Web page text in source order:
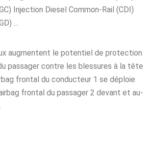
Injection Diesel Common-Rail (CDI)
...
augmentent le potentiel de protection
passager contre les blessures à la tête
frontal du conducteur 1 se déploie
frontal du passager 2 devant et au-